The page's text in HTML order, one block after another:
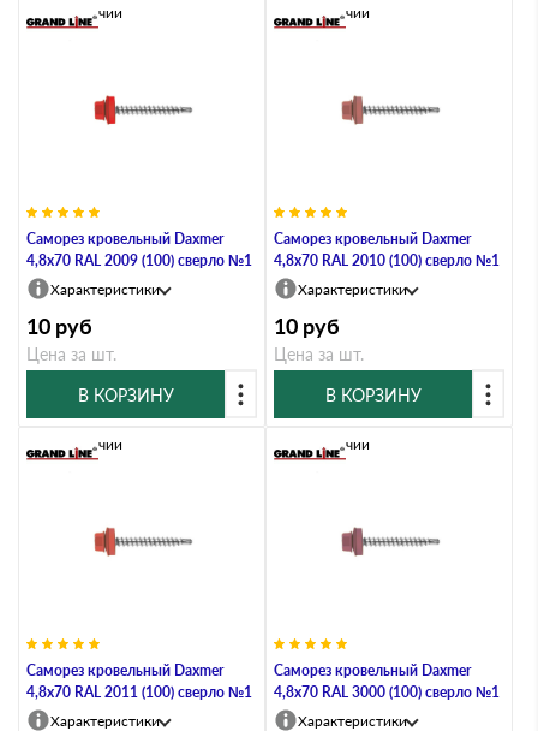
Саморез кровельный Daxmer
4,8х70 RAL 2009 (100) сверло №1
В наличии
Характеристики
10 руб
Цена за шт.
В КОРЗИНУ
Саморез кровельный Daxmer
4,8х70 RAL 2010 (100) сверло №1
В наличии
Характеристики
10 руб
Цена за шт.
В КОРЗИНУ
Саморез кровельный Daxmer
4,8х70 RAL 2011 (100) сверло №1
В наличии
Характеристики
Саморез кровельный Daxmer
4,8х70 RAL 3000 (100) сверло №1
В наличии
Характеристики